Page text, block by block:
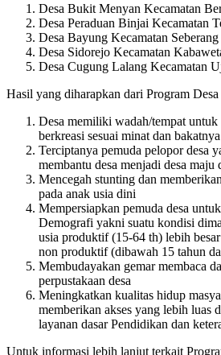
Desa Bukit Menyan Kecamatan
Desa Peraduan Binjai Kecamatan
Desa Bayung Kecamatan
Desa Sidorejo Kecamatan
Desa Cugung Lalang Kecamatan
Hasil yang diharapkan dari Program Desa
Desa memiliki wadah/tempat
berkreasi sesuai minat dan bakatnya
Terciptanya pemuda pelopor desa
membantu desa menjadi desa maju
Mencegah stunting dan
pada anak usia dini
Mempersiapkan pemuda desa
Demografi yakni suatu kondisi
usia produktif (15-64 th) lebih
non produktif (dibawah 15 tahun
Membudayakan gemar membaca
perpustakaan desa
Meningkatkan kualitas hidup
memberikan akses yang lebih luas
layanan dasar Pendidikan dan
Untuk informasi lebih lanjut terkait